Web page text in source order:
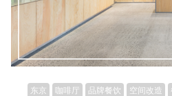
东京 咖啡厅 品牌餐饮 空间改造